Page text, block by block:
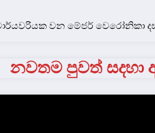
වන මේජර්
නවතම පුවත් සදහා